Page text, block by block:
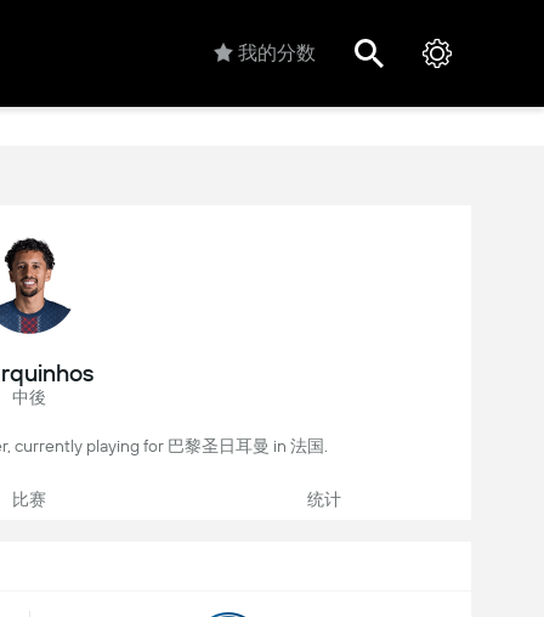
我的分数
中後
currently playing for 巴黎圣日耳曼 in 法国.
比赛 统计